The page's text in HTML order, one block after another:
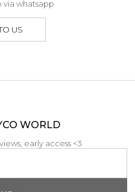
via whatsapp
US
WORLD
early access <3